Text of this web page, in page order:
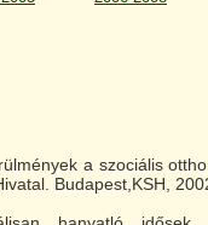
a szociális
Budapest,KSH,